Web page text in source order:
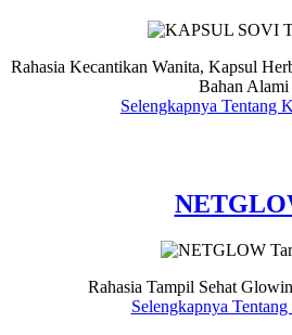
Rahasia Kecantikan Wanita, Kapsul
Bahan Alami
Selengkapnya Tentang
Rahasia Tampil Sehat
Selengkapnya